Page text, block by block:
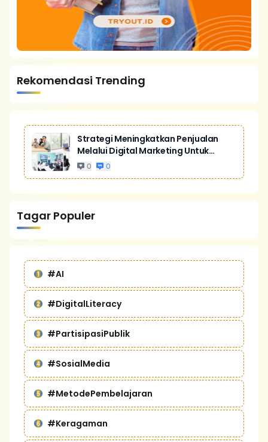
Rekomendasi Trending
Strategi Meningkatkan Penjualan
Melalui Digital Marketing Untuk
Bisnis Yang Lebih Kompetitif
0 0
Tagar Populer
#AI
#DigitalLiteracy
#PartisipasiPublik
#SosialMedia
#MetodePembelajaran
#Keragaman